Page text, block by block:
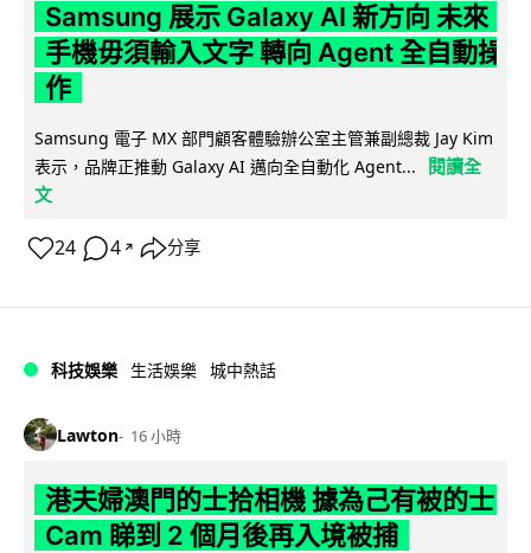
Samsung 展示 Galaxy AI 新方向 未來
手機毋須輸入文字 轉向 Agent 全自動操
作
Samsung 電子 MX 部門顧客體驗辦公室主管兼副總裁 Jay Kim
表示，品牌正推動 Galaxy AI 邁向全自動化 Agent...
閱讀全
文
24 4 ↗ 分享
科技娛樂 生活娛樂 城中熱話
Lawton 16 小時
港夫婦澳門的士拾相機 據為己有被的士
Cam 睇到 2 個月後再入境被捕